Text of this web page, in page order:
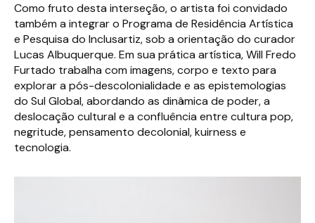
Como fruto desta interseção, o artista foi convidado
também a integrar o Programa de Residência Artística
e Pesquisa do Inclusartiz, sob a orientação do curador
Lucas Albuquerque. Em sua prática artística, Will Fredo
Furtado trabalha com imagens, corpo e texto para
explorar a pós-descolonialidade e as epistemologias
do Sul Global, abordando as dinâmica de poder, a
deslocação cultural e a confluência entre cultura pop,
negritude, pensamento decolonial, kuirness e
tecnologia.